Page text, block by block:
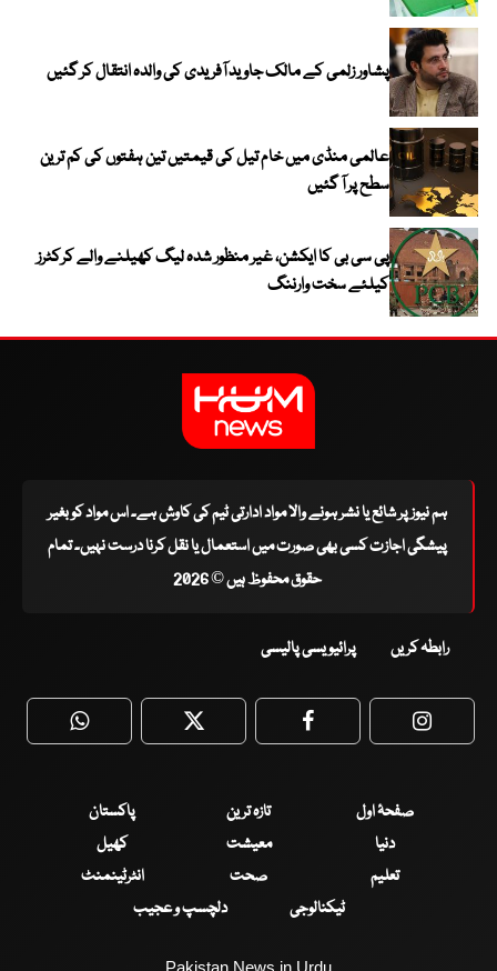
پشاور زلمی کے مالک جاوید آفریدی کی والدہ انتقال کر گئیں
عالمی منڈی میں خام تیل کی قیمتیں تین ہفتوں کی کم ترین
سطح پر آ گئیں
پی سی بی کا ایکشن، غیر منظور شدہ لیگ کھیلنے والے کرکٹرز
کیلئے سخت وارننگ
ہم نیوز پر شائع یا نشر ہونے والا مواد ادارتی ٹیم کی کاوش ہے۔ اس مواد کو بغیر
پیشگی اجازت کسی بھی صورت میں استعمال یا نقل کرنا درست نہیں۔ تمام
حقوق محفوظ ہیں © 2026
رابطہ کریں پرائیویسی پالیسی
WhatsApp Twitter Facebook
صفحۂ اول تازہ ترین
پاکستان
دنیا
معیشت
کھیل
تعلیم
صحت
انٹرٹینمنٹ
ٹیکنالوجی
دلچسپ و عجیب
Pakistan News in Urdu